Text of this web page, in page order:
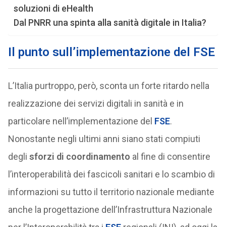
soluzioni di eHealth
Dal PNRR una spinta alla sanità digitale in Italia?
Il punto sull’implementazione del FSE
L’Italia purtroppo, però, sconta un forte ritardo nella
realizzazione dei servizi digitali in sanità e in
particolare nell’implementazione del FSE.
Nonostante negli ultimi anni siano stati compiuti
degli sforzi di coordinamento al fine di consentire
l’interoperabilità dei fascicoli sanitari e lo scambio di
informazioni su tutto il territorio nazionale mediante
anche la progettazione dell’Infrastruttura Nazionale